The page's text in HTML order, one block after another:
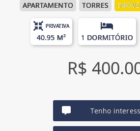
APARTAMENTO TORRES
PRIVATIVA
40.95 M² 1 DORMITÓRIO
R$
Tenho